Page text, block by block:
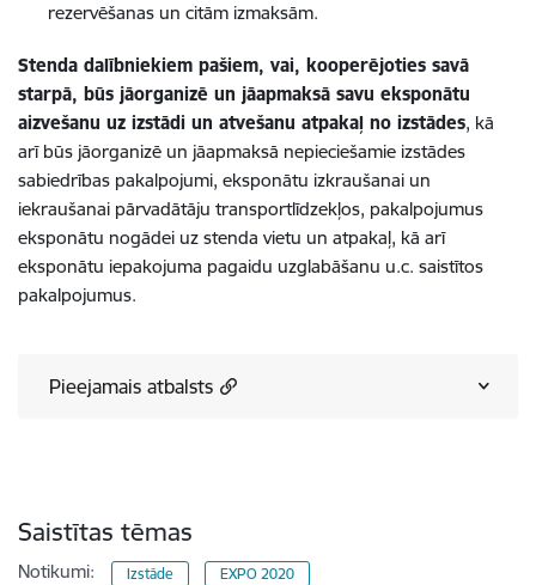
rezervēšanas un citām izmaksām.
Stenda dalībniekiem pašiem, vai, kooperējoties savā
starpā, būs jāorganizē un jāapmaksā savu eksponātu
aizvešanu uz izstādi un atvešanu atpakaļ no izstādes, kā
arī būs jāorganizē un jāapmaksā nepieciešamie izstādes
sabiedrības pakalpojumi, eksponātu izkraušanai un
iekraušanai pārvadātāju transportlīdzekļos, pakalpojumus
eksponātu nogādei uz stenda vietu un atpakaļ, kā arī
eksponātu iepakojuma pagaidu uzglabāšanu u.c. saistītos
pakalpojumus.
Pieejamais atbalsts
Saistītas tēmas
Notikumi: Izstāde EXPO 2020